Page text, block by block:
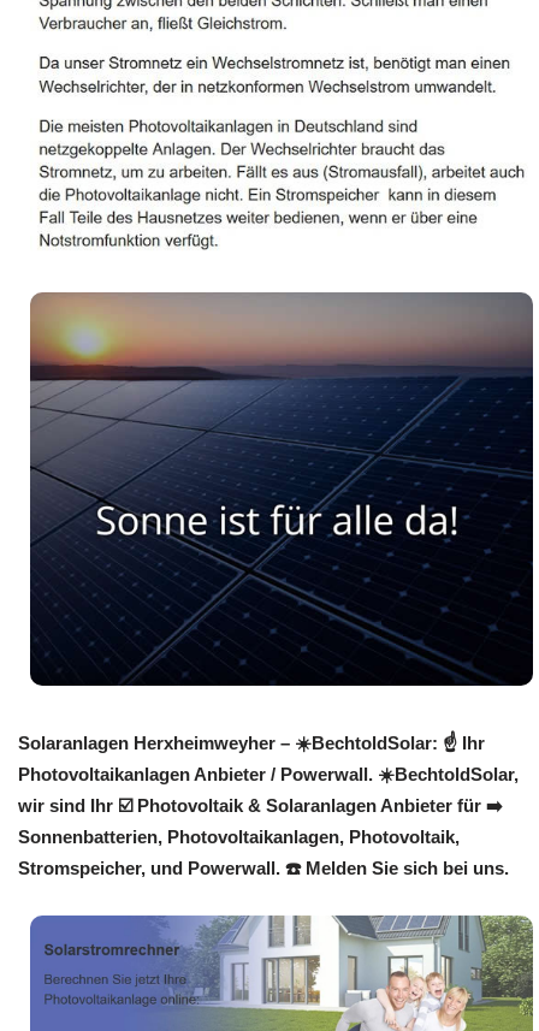
Solaranlagen Herxheimweyher – ☀️BechtoldSolar: ☝️ Ihr
Photovoltaikanlagen Anbieter / Powerwall. ☀️BechtoldSolar,
wir sind Ihr ☑️ Photovoltaik & Solaranlagen Anbieter für ➡️
Sonnenbatterien, Photovoltaikanlagen, Photovoltaik,
Stromspeicher, und Powerwall. ☎️ Melden Sie sich bei uns.